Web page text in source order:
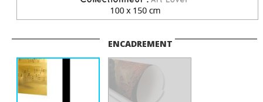
ENCADREMENT